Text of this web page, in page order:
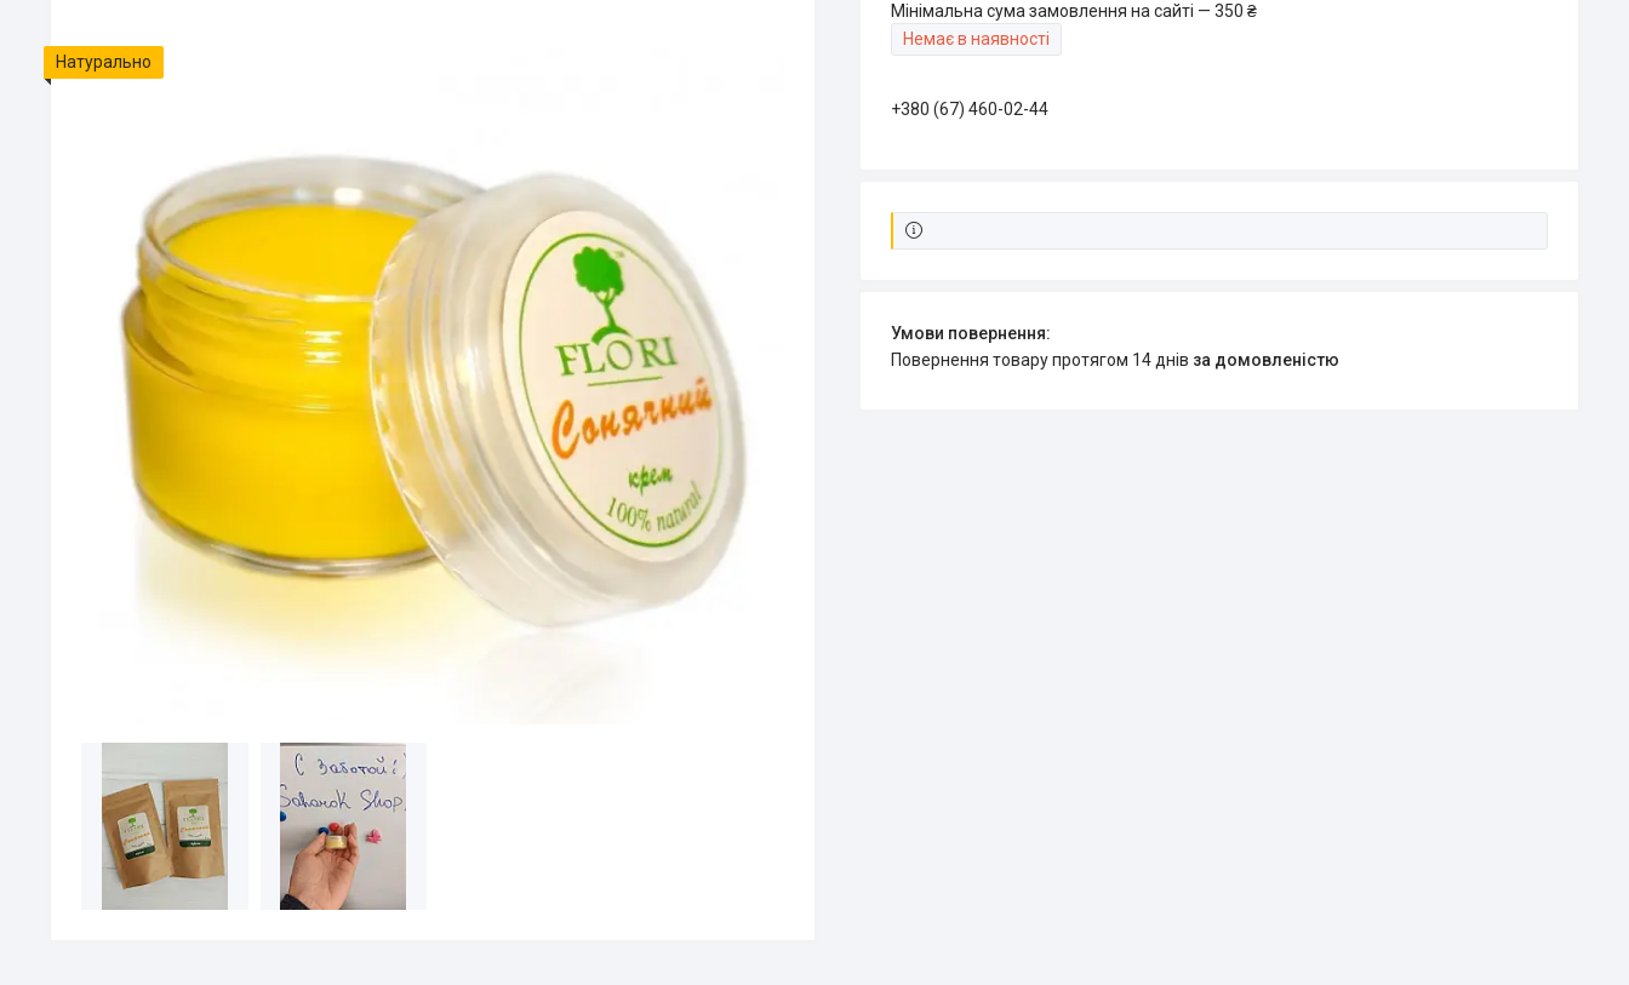
Натурально
Мінімальна сума замовлення на сайті — 350 ₴
Немає в наявності
+380 (67) 460-02-44
повернення товару протягом 14 днів за домовленістю